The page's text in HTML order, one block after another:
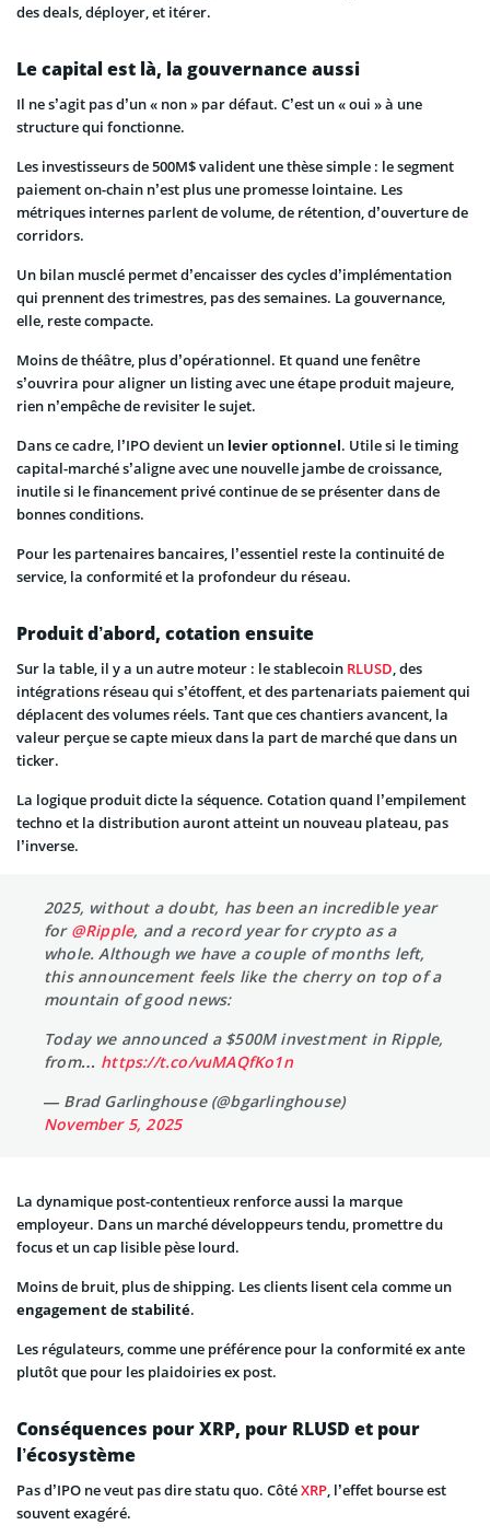
des deals, déployer, et itérer.
Le capital est là, la gouvernance aussi
Il ne s’agit pas d’un « non » par défaut. C’est un « oui » à une
structure qui fonctionne.
Les investisseurs de 500M$ valident une thèse simple : le segment
paiement on-chain n’est plus une promesse lointaine. Les
métriques internes parlent de volume, de rétention, d’ouverture de
corridors.
Un bilan musclé permet d’encaisser des cycles d’implémentation
qui prennent des trimestres, pas des semaines. La gouvernance,
elle, reste compacte.
Moins de théâtre, plus d’opérationnel. Et quand une fenêtre
s’ouvrira pour aligner un listing avec une étape produit majeure,
rien n’empêche de revisiter le sujet.
Dans ce cadre, l’IPO devient un levier optionnel. Utile si le timing
capital-marché s’aligne avec une nouvelle jambe de croissance,
inutile si le financement privé continue de se présenter dans de
bonnes conditions.
Pour les partenaires bancaires, l’essentiel reste la continuité de
service, la conformité et la profondeur du réseau.
Produit d’abord, cotation ensuite
Sur la table, il y a un autre moteur : le stablecoin RLUSD, des
intégrations réseau qui s’étoffent, et des partenariats paiement qui
déplacent des volumes réels. Tant que ces chantiers avancent, la
valeur perçue se capte mieux dans la part de marché que dans un
ticker.
La logique produit dicte la séquence. Cotation quand l’empilement
techno et la distribution auront atteint un nouveau plateau, pas
l’inverse.
2025, without a doubt, has been an incredible year
for @Ripple, and a record year for crypto as a
whole. Although we have a couple of months left,
this announcement feels like the cherry on top of a
mountain of good news:
Today we announced a $500M investment in Ripple,
from… https://t.co/vuMAQfKo1n
— Brad Garlinghouse (@bgarlinghouse)
November 5, 2025
La dynamique post-contentieux renforce aussi la marque
employeur. Dans un marché développeurs tendu, promettre du
focus et un cap lisible pèse lourd.
Moins de bruit, plus de shipping. Les clients lisent cela comme un
engagement de stabilité.
Les régulateurs, comme une préférence pour la conformité ex ante
plutôt que pour les plaidoiries ex post.
Conséquences pour XRP, pour RLUSD et pour
l’écosystème
Pas d’IPO ne veut pas dire statu quo. CôtéXRP, l’effet bourse est
souvent exagéré.